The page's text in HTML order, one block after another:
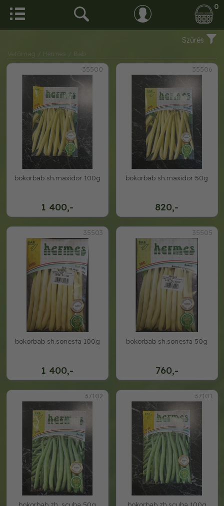
0
Szűrés
Vetőmag / Hermes
/ Bab
35500
1 400,-
bokorbab sh.maxidor 100g
35506
820,-
bokorbab sh.maxidor 50g
35503
1 400,-
bokorbab sh.sonesta 100g
35505
760,-
bokorbab sh.sonesta 50g
37102
bokorbab zh. scuba 50g
37101
bokorbab zh.scuba 100g